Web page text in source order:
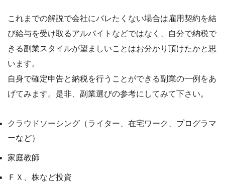
これまでの解説で会社にバレたくない場合は雇用契約を結
び給与を受け取るアルバイトなどではなく、自分で納税で
きる副業スタイルが望ましいことはお分かり頂けたかと思
います。
自身で確定申告と納税を行うことができる副業の一例をあ
げてみます。是非、副業選びの参考にしてみて下さい。
クラウドソーシング（ライター、在宅ワーク、プログラマ
ーなど）
家庭教師
ＦＸ、株など投資